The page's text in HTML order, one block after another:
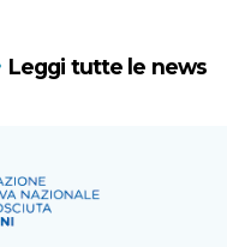
Leggi tutte le news